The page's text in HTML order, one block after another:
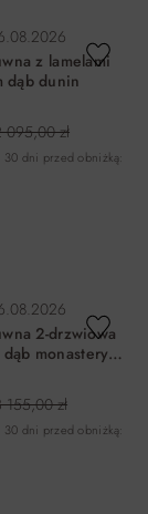
z lamelami
dąb dunin
095,00 zł
30 dni przed obniżką:
2-drzwiowa
dąb monastery
155,00 zł
30 dni przed obniżką: